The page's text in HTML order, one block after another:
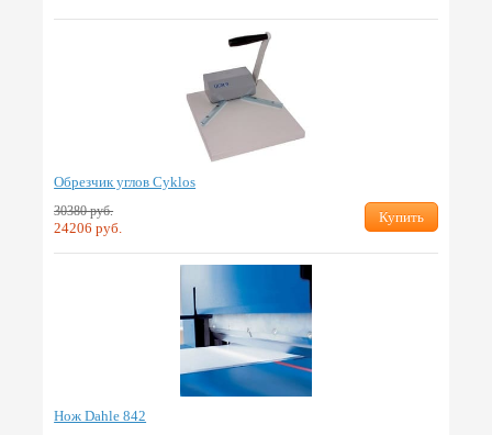
Обрезчик углов Cyklos
30380 руб.
24206 руб.
Купить
Нож Dahle 842